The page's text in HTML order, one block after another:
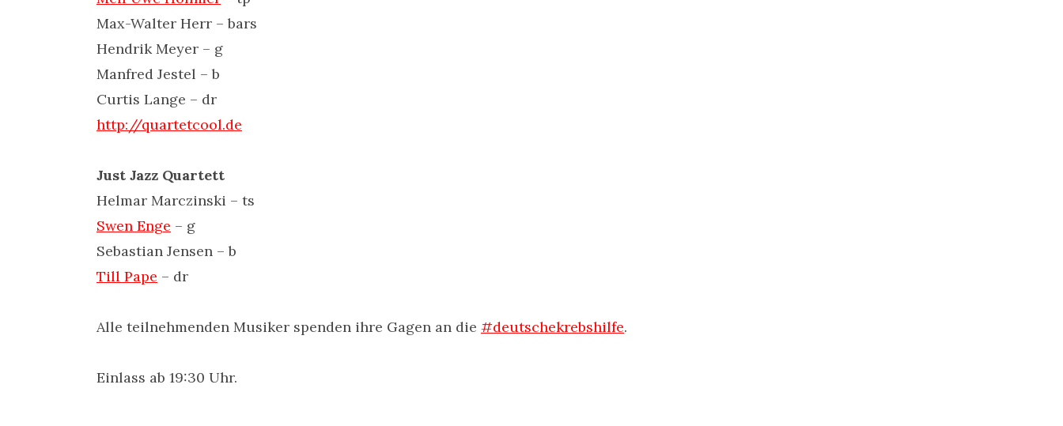
Max-Walter Herr – bars
Hendrik Meyer – g
Manfred Jestel – b
Curtis Lange – dr
http://quartetcool.de
Just Jazz Quartett
Helmar Marczinski – ts
Swen Enge – g
Sebastian Jensen – b
Till Pape – dr
Alle teilnehmenden Musiker spenden ihre Gagen an die #deutschekrebshilfe.
Einlass ab 19:30 Uhr.